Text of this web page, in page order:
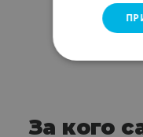
За кого